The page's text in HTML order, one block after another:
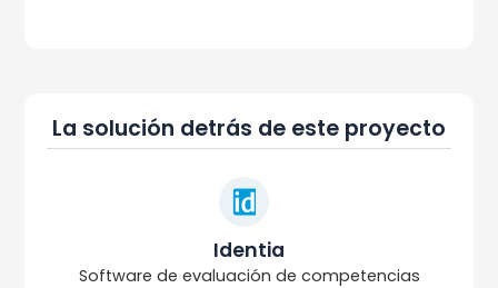
La solución detrás de este proyecto
Identia
Software de evaluación de competencias